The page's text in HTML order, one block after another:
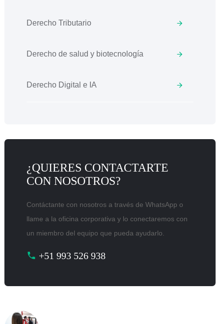
Derecho Tributario
Derecho de salud y biotecnología
Derecho Digital e IA
¿QUIERES CONTACTARTE
CON NOSOTROS?
Contáctante con nosotros a través de WhatsApp o
llame a la oficina corporativa y lo conectaremos con
un miembro del equipo que pueda ayudarlo.
+51 993 526 938